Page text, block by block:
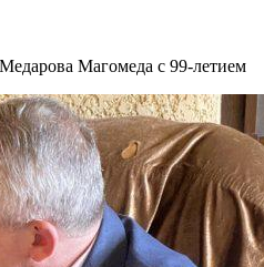
Магомеда с 99-летием